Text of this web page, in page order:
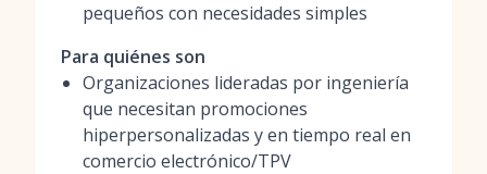
pequeños con necesidades simples
Para quiénes son
Organizaciones lideradas por ingeniería
que necesitan promociones
hiperpersonalizadas y en tiempo real en
comercio electrónico/TPV